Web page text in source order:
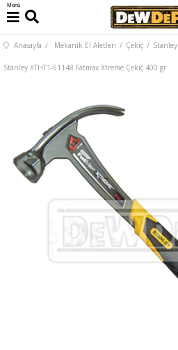
Menü
Anasayfa Mekanik El Aletleri Çekiç Stanley
Stanley XTHT1-51148 Fatmax Xtreme Çekiç 400 gr